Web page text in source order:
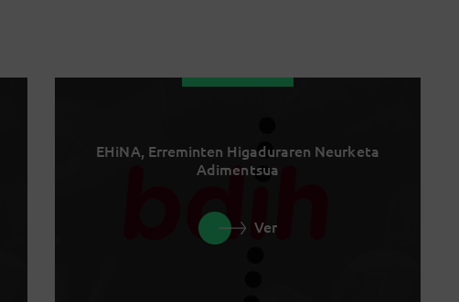
EHiNA, Erreminten Higaduraren Neurketa
Adimentsua
Ver